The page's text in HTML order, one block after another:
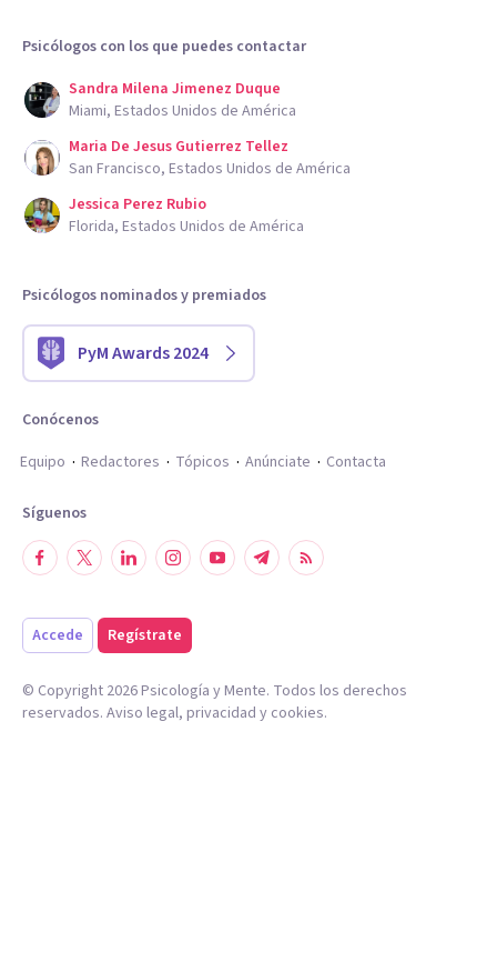
Psicólogos con los que puedes contactar
Sandra Milena Jimenez Duque
Miami, Estados Unidos de América
Maria De Jesus Gutierrez Tellez
San Francisco, Estados Unidos de América
Jessica Perez Rubio
Florida, Estados Unidos de América
Psicólogos nominados y premiados
PyM Awards 2024
Conócenos
Equipo
Redactores Tópicos Anúnciate Contacta
Síguenos
Accede Regístrate
© Copyright 2026Psicología y Mente. Todos los derechos
reservados. Aviso legal, privacidad y cookies.